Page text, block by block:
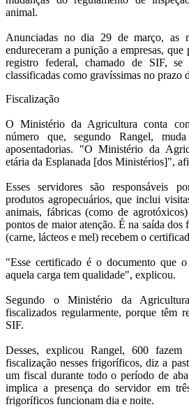
animal.
Anunciadas no dia 29 de março, as
endureceram a punição a empresas,
registro federal, chamado de SIF, se
classificadas como gravíssimas no prazo
Fiscalização
O Ministério da Agricultura conta
número que, segundo Rangel,
aposentadorias. "O Ministério da
etária da Esplanada [dos Ministérios]",
Esses servidores são responsáveis
produtos agropecuários, que inclui
animais, fábricas (como de
pontos de maior atenção. É na saída
(carne, lácteos e mel) recebem o
"Esse certificado é o documento que
aquela carga tem qualidade", explicou.
Segundo o Ministério da
fiscalizados regularmente, porque têm
SIF.
Desses, explicou Rangel, 600
fiscalização nesses frigoríficos, diz a
um fiscal durante todo o período de
implica a presença do servidor em
frigoríficos funcionam dia e noite.